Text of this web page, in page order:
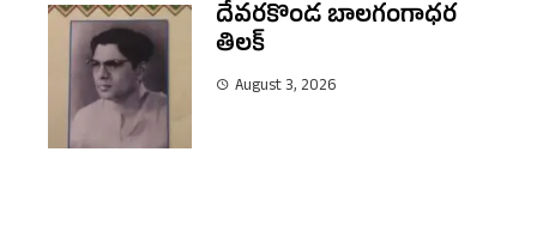
దేవరకొండ బాలగంగాధర
తిలక్
August 3, 2026